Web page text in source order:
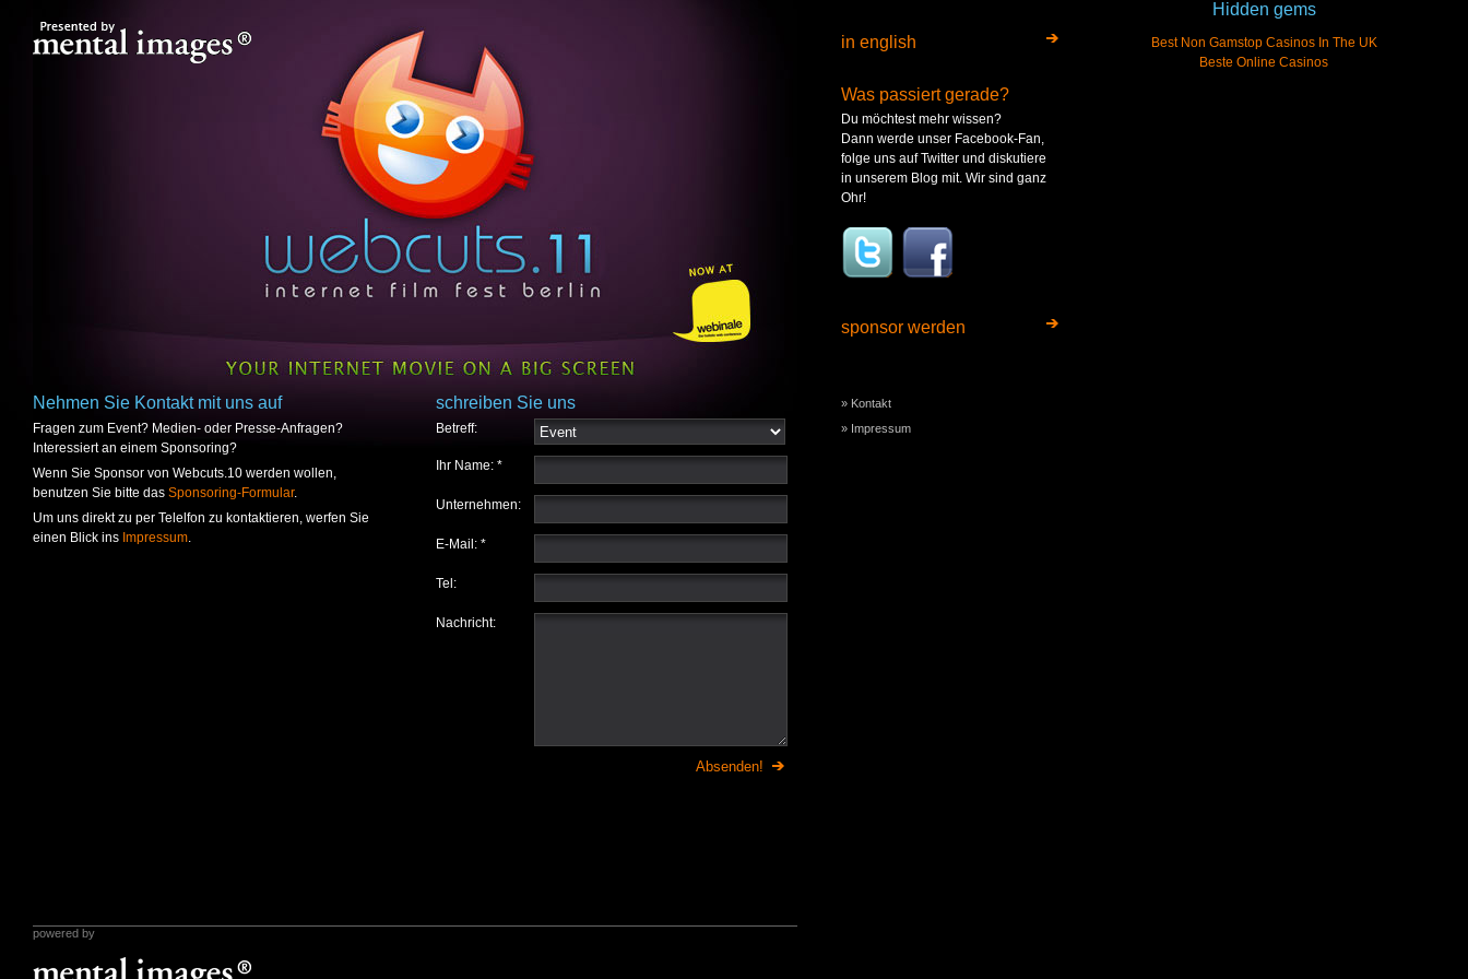
Nehmen Sie Kontakt mit uns auf
Fragen zum Event? Medien- oder Presse-Anfragen?
Interessiert an einem Sponsoring?
Wenn Sie Sponsor von Webcuts.10 werden wollen,
benutzen Sie bitte das Sponsoring-Formular.
Um uns direkt zu per Telelfon zu kontaktieren, werfen Sie
einen Blick ins Impressum.
schreiben Sie uns
Betreff:
Ihr Name: *
Unternehmen:
E-Mail: *
Tel:
Nachricht:
in english
Was passiert gerade?
Du möchtest mehr wissen?
Dann werde unser Facebook-Fan,
folge uns auf Twitter und diskutiere
in unserem Blog mit. Wir sind ganz
Ohr!
sponsor werden
» Kontakt
» Impressum
Hidden gems
Best Non Gamstop Casinos In The UK
Beste Online Casinos